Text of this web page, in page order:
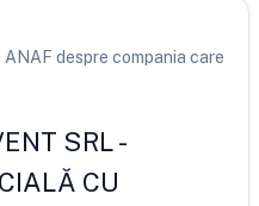
despre compania care
SRL-
CU